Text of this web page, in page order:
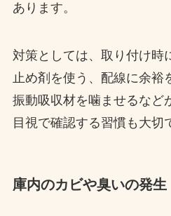
あります。
対策としては、取り付け時
止め剤を使う、配線に余裕
振動吸収材を噛ませるなど
目視で確認する習慣も大切
庫内のカビや臭いの発生